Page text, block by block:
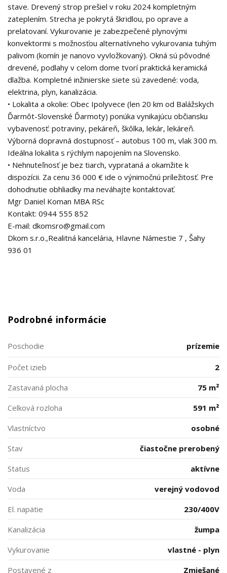
stave. Drevený strop prešiel v roku 2024 kompletným
zateplením. Strecha je pokrytá škridlou, po oprave a
prelatovaní. Vykurovanie je zabezpečené plynovými
konvektormi s možnosťou alternatívneho vykurovania tuhým
palivom (komín je nanovo vyvložkovaný). Okná sú pôvodné
drevené, podlahy v celom dome tvorí praktická keramická
dlažba. Kompletné inžinierske siete sú zavedené: voda,
elektrina, plyn, kanalizácia.
• Lokalita a okolie: Obec Ipolyvece (len 20 km od Balážskych
Ďarmôt-Slovenské Ďarmoty) ponúka vynikajúcu občiansku
vybavenosť: potraviny, pekáreň, škôlka, lekár, lekáreň.
Výborná dopravná dostupnosť – autobus 100 m, vlak 300 m.
Ideálna lokalita s rýchlym napojením na Slovensko.
• Nehnuteľnosť je bez tiarch, vyprataná a okamžite k
dispozícii. Za cenu 36 000 € ide o výnimočnú príležitosť. Pre
dohodnutie obhliadky ma neváhajte kontaktovať.
Mgr Daniel Koman MBA RSc
Kontakt: 0944 555 852
E-mail: dkomsro@gmail.com
Dkom s.r.o.,Realitná kancelária, Hlavne Námestie 7 , Šahy
936 01
Podrobné informácie
Poschodie prízemie
Počet izieb
2
Zastavaná plocha
75 m²
Celková rozloha
591 m²
Vlastníctvo
osobné
Stav
čiastočne prerobený
Status
aktívne
Voda
verejný vodovod
El. napätie
230/400V
Kanalizácia
žumpa
Vykurovanie
vlastné - plyn
Postavené z
Zmiešané